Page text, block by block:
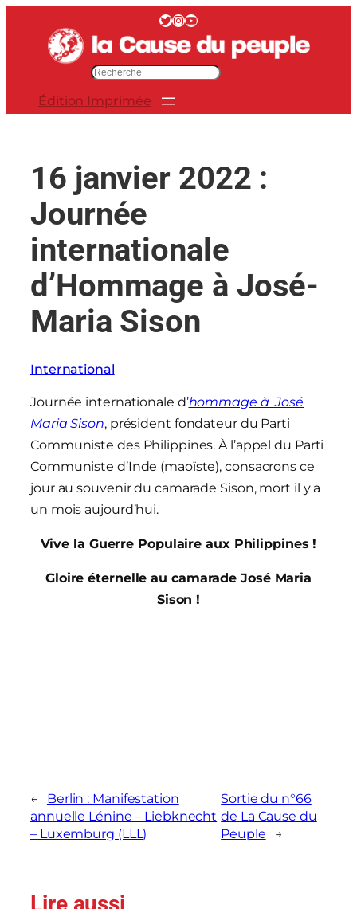
contenu
Twitter InstagramYouTube
c
Édition Imprimée
16 janvier 2022 :
Journée
internationale
d’Hommage à José-
Maria Sison
International
Journée internationale d’hommage à José
Maria Sison, président fondateur du Parti
Communiste des Philippines. À l’appel du Parti
Communiste d’Inde (maoïste), consacrons ce
jour au souvenir du camarade Sison, mort il y a
un mois aujourd’hui.
Vive la Guerre Populaire aux Philippines !
Gloire éternelle au camarade José Maria
Sison !
←
Berlin : Manifestation
annuelle Lénine – Liebknecht
– Luxemburg (LLL)
Sortie du n°66
de La Cause du
Peuple
→